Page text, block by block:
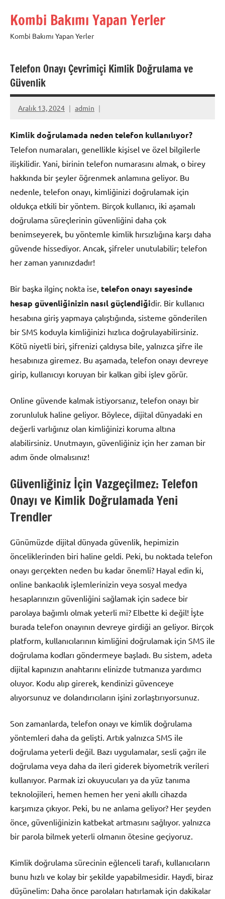
Kombi Bakımı Yapan Yerler
Kombi Bakımı Yapan Yerler
Telefon Onayı Çevrimiçi Kimlik Doğrulama ve
Güvenlik
Aralık 13, 2024 admin
Kimlik doğrulamada neden telefon kullanılıyor?
Telefon numaraları, genellikle kişisel ve özel bilgilerle
ilişkilidir. Yani, birinin telefon numarasını almak, o birey
hakkında bir şeyler öğrenmek anlamına geliyor. Bu
nedenle, telefon onayı, kimliğinizi doğrulamak için
oldukça etkili bir yöntem. Birçok kullanıcı, iki aşamalı
doğrulama süreçlerinin güvenliğini daha çok
benimseyerek, bu yöntemle kimlik hırsızlığına karşı daha
güvende hissediyor. Ancak, şifreler unutulabilir; telefon
her zaman yanınızdadır!
Bir başka ilginç nokta ise, telefon onayı sayesinde
hesap güvenliğinizin nasıl güçlendiğidir. Bir kullanıcı
hesabına giriş yapmaya çalıştığında, sisteme gönderilen
bir SMS koduyla kimliğinizi hızlıca doğrulayabilirsiniz.
Kötü niyetli biri, şifrenizi çaldıysa bile, yalnızca şifre ile
hesabınıza giremez. Bu aşamada, telefon onayı devreye
girip, kullanıcıyı koruyan bir kalkan gibi işlev görür.
Online güvende kalmak istiyorsanız, telefon onayı bir
zorunluluk haline geliyor. Böylece, dijital dünyadaki en
değerli varlığınız olan kimliğinizi koruma altına
alabilirsiniz. Unutmayın, güvenliğiniz için her zaman bir
adım önde olmalısınız!
Güvenliğiniz İçin Vazgeçilmez: Telefon
Onayı ve Kimlik Doğrulamada Yeni
Trendler
Günümüzde dijital dünyada güvenlik, hepimizin
önceliklerinden biri haline geldi. Peki, bu noktada telefon
onayı gerçekten neden bu kadar önemli? Hayal edin ki,
online bankacılık işlemlerinizin veya sosyal medya
hesaplarınızın güvenliğini sağlamak için sadece bir
parolaya bağımlı olmak yeterli mi? Elbette ki değil! İşte
burada telefon onayının devreye girdiği an geliyor. Birçok
platform, kullanıcılarının kimliğini doğrulamak için SMS ile
doğrulama kodları göndermeye başladı. Bu sistem, adeta
dijital kapınızın anahtarını elinizde tutmanıza yardımcı
oluyor. Kodu alıp girerek, kendinizi güvenceye
alıyorsunuz ve dolandırıcıların işini zorlaştırıyorsunuz.
Son zamanlarda, telefon onayı ve kimlik doğrulama
yöntemleri daha da gelişti. Artık yalnızca SMS ile
doğrulama yeterli değil. Bazı uygulamalar, sesli çağrı ile
doğrulama veya daha da ileri giderek biyometrik verileri
kullanıyor. Parmak izi okuyucuları ya da yüz tanıma
teknolojileri, hemen hemen her yeni akıllı cihazda
karşımıza çıkıyor. Peki, bu ne anlama geliyor? Her şeyden
önce, güvenliğinizin katbekat artmasını sağlıyor. yalnızca
bir parola bilmek yeterli olmanın ötesine geçiyoruz.
Kimlik doğrulama sürecinin eğlenceli tarafı, kullanıcıların
bunu hızlı ve kolay bir şekilde yapabilmesidir. Haydi, biraz
düşünelim: Daha önce parolaları hatırlamak için dakikalar